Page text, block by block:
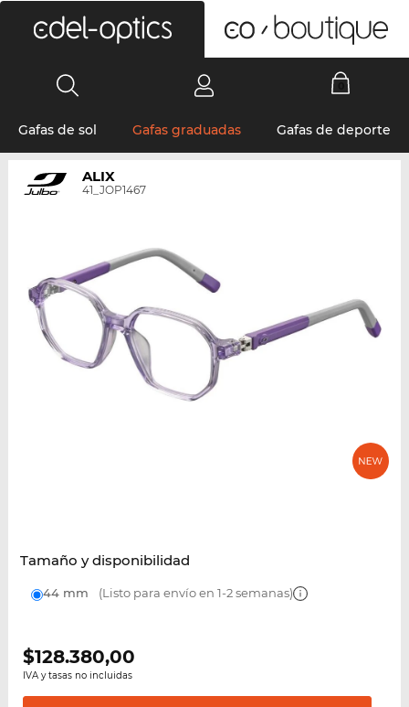
Gafas de sol Gafas graduadas Gafas de deporte
ALIX
41_JOP1467
Tamaño y disponibilidad
44 mm (Listo para envío en 1-2 semanas)
$128.380,00
IVA y tasas no incluidas